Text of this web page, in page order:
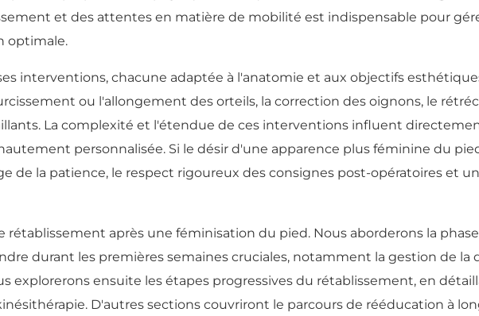
et des attentes en matière de mobilité est indispensable pour
optimale.
interventions, chacune adaptée à l'anatomie et aux objectifs
ou l'allongement des orteils, la correction des oignons, le
La complexité et l'étendue de ces interventions influent
personnalisée. Si le désir d'une apparence plus féminine du
de la patience, le respect rigoureux des consignes post-opératoires et
après une féminisation du pied. Nous aborderons la
durant les premières semaines cruciales, notamment la gestion de la
ensuite les étapes progressives du rétablissement, en
D'autres sections couvriront le parcours de rééducation à